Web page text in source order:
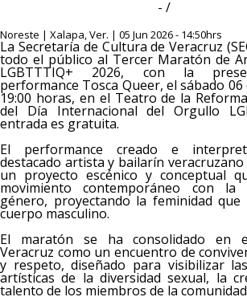
- /
Noreste | Xalapa, Ver. | 05 Jun 2026 - 14:50hrs
La Secretaría de Cultura de Veracruz
todo el público al Tercer Maratón de
LGBTTTIQ+ 2026, con la
performance Tosca Queer, el sábado 06
19:00 horas, en el Teatro de la
del Día Internacional del Orgullo
entrada es gratuita.
El performance creado e
destacado artista y bailarín veracruzano
un proyecto escénico y conceptual
movimiento contemporáneo con la
género, proyectando la feminidad
cuerpo masculino.
El maratón se ha consolidado en
Veracruz como un encuentro de
y respeto, diseñado para visibilizar
artísticas de la diversidad sexual, la
talento de los miembros de la